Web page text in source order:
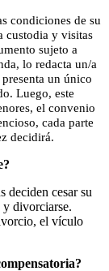
condiciones de su
custodia y visitas
sujeto a
lo redacta un/a
un único
Luego, este
el convenio
cada parte
decidirá.
deciden cesar su
divorciarse.
el vículo